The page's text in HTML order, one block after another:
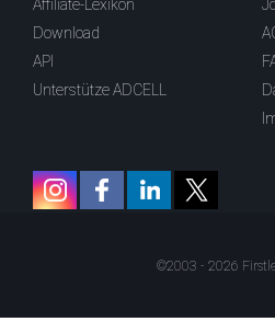
Affiliate-Lexikon
Download
API
Unterstütze ADCELL
©2003 - 2026